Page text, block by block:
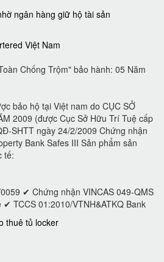
Chống Trộm" bảo hành: 05 Năm
bảo hộ tại Việt nam do CỤC SỞ
2009 (được Cục Sở Hữu Trí Tuệ cấp
SHTT ngày 24/2/2009 Chứng nhận
Bank Safes III Sản phẩm sản
tế:
✔ Chứng nhận VINCAS 049-QMS
TCCS 01:2010/VTNH&ATKQ Bank